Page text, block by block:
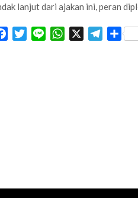
lanjut dari ajakan ini, peran
FacebookTwitterLine WhatsApp Telegram
Share